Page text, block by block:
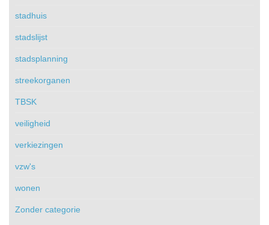
stadhuis
stadslijst
stadsplanning
streekorganen
TBSK
veiligheid
verkiezingen
vzw's
wonen
Zonder categorie